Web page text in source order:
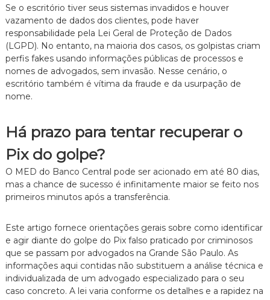
Se o escritório tiver seus sistemas invadidos e houver
vazamento de dados dos clientes,pode haver
responsabilidade pela Lei Geral de Proteção de Dados
(LGPD). No entanto,na maioria dos casos,os golpistas criam
perfis fakes usando informações públicas de processos e
nomes de advogados,sem invasão. Nesse cenário,o
escritório também é vítima da fraude e da usurpação de
nome.
Há prazo para tentar recuperar o
Pix do golpe?
O MED do Banco Central pode ser acionado em até 80 dias,
mas a chance de sucesso é infinitamente maior se feito nos
primeiros minutos após a transferência.
Este artigo fornece orientações gerais sobre como identificar
e agir diante do golpe do Pix falso praticado por criminosos
que se passam por advogados na Grande São Paulo. As
informações aqui contidas não substituem a análise técnica e
individualizada de um advogado especializado para o seu
caso concreto. A lei varia conforme os detalhes e a rapidez na